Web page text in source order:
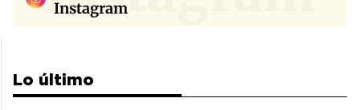
Instagram
Lo último